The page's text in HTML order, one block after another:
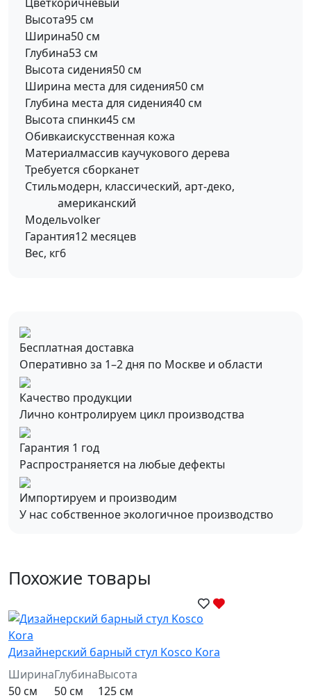
Высота95 см
Ширина50 см
Глубина53 см
Высота сидения50 см
Ширина места для сидения50 см
Глубина места для сидения40 см
Высота спинки45 см
Обивкаискусственная кожа
Материалмассив каучукового дерева
Требуется сборканет
Стильмодерн, классический, арт-деко,
американский
Модельvolker
Гарантия12 месяцев
Вес, кг6
Бесплатная доставка
Оперативно за 1–2 дня по Москве и области
Качество продукции
Лично контролируем цикл производства
Гарантия 1 год
Распространяется на любые дефекты
Импортируем и производим
У нас собственное экологичное производство
Похожие товары
Дизайнерский барный стул Kosco Kora
Ширина
50 см
Глубина
50 см
Высота
125 см